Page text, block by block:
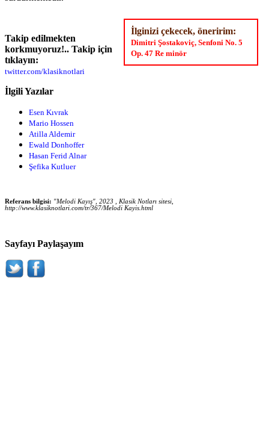
İlginizi çekecek, öneririm:
Dimitri Şostakoviç, Senfoni No. 5
Op. 47 Re minör
Takip edilmekten
korkmuyoruz!.. Takip için
tıklayın:
twitter.com/klasiknotlari
İlgili Yazılar
Esen Kıvrak
Mario Hossen
Atilla Aldemir
Ewald Donhoffer
Hasan Ferid Alnar
Şefika Kutluer
Referans bilgisi: "Melodi Kayış", 2023 , Klasik Notları sitesi,
http://www.klasiknotlari.com/tr/367/Melodi Kayis.html
Sayfayı Paylaşayım